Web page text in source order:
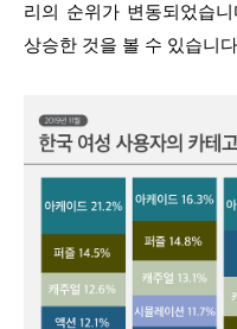
리의 순위가 변동되었습
상승한 것을 볼 수 있습니